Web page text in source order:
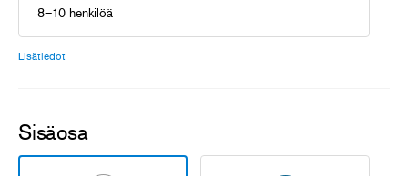
8–10 henkilöä
Lisätiedot
Sisäosa